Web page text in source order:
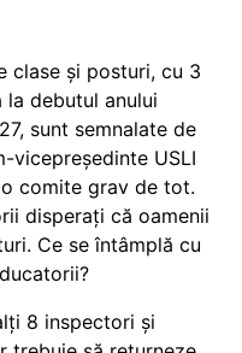
clase și posturi, cu 3
la debutul anului
sunt semnalate de
vicepreședinte USLI
comite grav de tot.
disperați că oamenii
Ce se întâmplă cu
8 inspectori și